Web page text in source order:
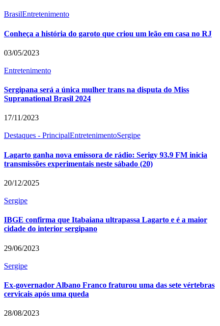
BrasilEntretenimento
Conheça a história do garoto que criou um leão em casa no RJ
03/05/2023
Entretenimento
Sergipana será a única mulher trans na disputa do Miss
Supranational Brasil 2024
17/11/2023
Destaques - PrincipalEntretenimentoSergipe
Lagarto ganha nova emissora de rádio: Serigy 93.9 FM inicia
transmissões experimentais neste sábado (20)
20/12/2025
Sergipe
IBGE confirma que Itabaiana ultrapassa Lagarto e é a maior
cidade do interior sergipano
29/06/2023
Sergipe
Ex-governador Albano Franco fraturou uma das sete vértebras
cervicais após uma queda
28/08/2023